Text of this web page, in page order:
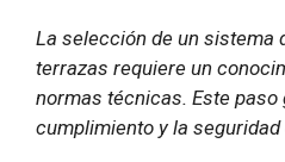
La selección de un sistema
terrazas requiere un
normas técnicas. Este paso
cumplimiento y la